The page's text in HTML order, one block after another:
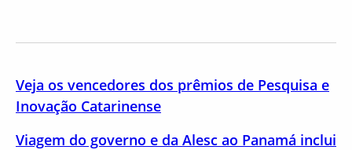
Veja os vencedores dos prêmios de Pesquisa e
Inovação Catarinense
Viagem do governo e da Alesc ao Panamá inclui